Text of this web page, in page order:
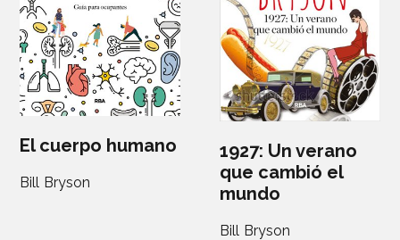
El cuerpo humano
Bill Bryson
1927: Un verano
que cambió el
mundo
Bill Bryson